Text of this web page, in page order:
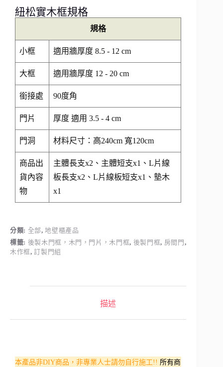
紐松實木框規格
規格
小框 適用牆厚度 8.5 - 12 cm
大框 適用牆厚度 12 - 20 cm
銜接處 90度角
門片 厚度 適用 3.5 - 4 cm
門洞 材料尺寸：高240cm 寬120cm
商品出
貨內容
物
主體長支x2、主體短支x1、L片線
板長支x2、L片線板短支x1、墊木
x1
分類: 全部,地壁櫃產品
標籤: 後製木門框，木門，門片，木門框, 後製門框, 房間門 ,
木作框,訂製門組
描述
本產品非DIY商品，非專業人士請勿自行施工!! 所有商